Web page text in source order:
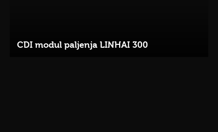
CDI modul paljenja LINHAI 300